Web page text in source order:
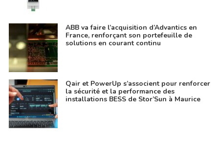
ABB va faire l’acquisition d’Advantics en
France, renforçant son portefeuille de
solutions en courant continu
Qair et PowerUp s’associent pour renforcer
la sécurité et la performance des
installations BESS de Stor’Sun à Maurice